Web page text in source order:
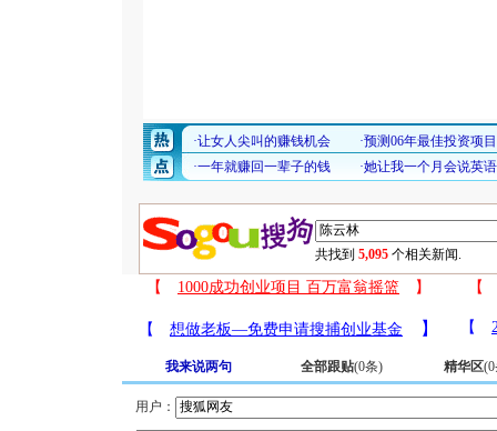
共找到 5,095 个相关新闻.
我来说两句 全部跟贴(0条) 精华区(0
用户：